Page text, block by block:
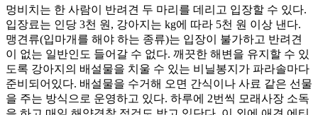
멍비치는 한 사람이 반려견 두 마리를 데리고 입장할 수 있다.
입장료는 인당 3천 원, 강아지는 kg에 따라 5천 원 이상 낸다.
맹견류(입마개를 해야 하는 종류)는 입장이 불가하고 반려견
이 없는 일반인도 들어갈 수 없다. 깨끗한 해변을 유지할 수 있
도록 강아지의 배설물을 치울 수 있는 비닐봉지가 파라솔마다
준비되어있다. 배설물을 수거해 오면 간식이나 사료 같은 선물
을 주는 방식으로 운영하고 있다. 하루에 2번씩 모래사장 소독